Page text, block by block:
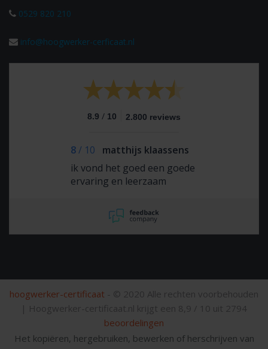
0529 820 210
info@hoogwerker-cerficaat.nl
8.9 / 10 2.800 reviews
8/ 10
matthijs klaassens
ik vond het goed een goede
ervaring en leerzaam
hoogwerker-certificaat - © 2020 Alle rechten voorbehouden
| Hoogwerker-certificaat.nl krijgt een 8,9 / 10 uit 2794
beoordelingen
Het kopiëren, hergebruiken, bewerken of herschrijven van